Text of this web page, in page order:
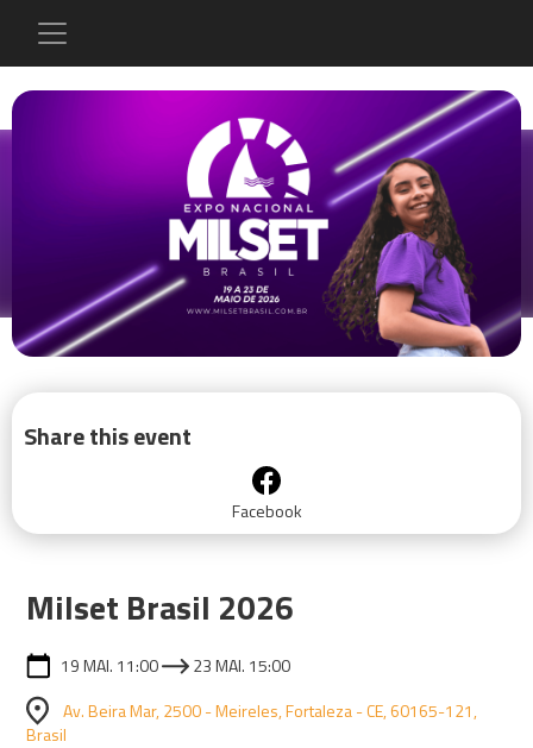
Share this event
Facebook
Milset Brasil 2026
19 MAI. 11:00
23 MAI. 15:00
Av. Beira Mar, 2500 - Meireles, Fortaleza - CE, 60165-121,
Brasil